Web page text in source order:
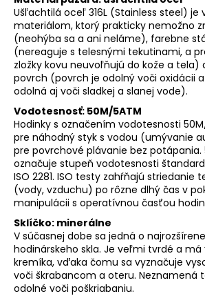
Ušľachtilá oceľ 316L (Stainless steel)
materiálom, ktorý prakticky nemožno
(neohýba sa a ani neláme), farebne
(nereaguje s telesnými tekutinami, a
zložky kovu neuvoľňujú do kože a tela)
povrch (povrch je odolný voči oxidácii a
odolná aj voči sladkej a slanej vode).
Vodotesnosť: 50M/5ATM
Hodinky s označením vodotesnosti
pre náhodný styk s vodou (umývanie
pre povrchové plávanie bez potápania.
označuje stupeň vodotesnosti
ISO 2281. ISO testy zahŕňajú striedanie
(vody, vzduchu) po rôzne dlhý čas v
manipulácii s operatívnou časťou
Sklíčko: minerálne
V súčasnej dobe sa jedná o
hodinárskeho skla. Je veľmi tvrdé a má
kremíka, vďaka čomu sa vyznačuje
voči škrabancom a oteru. Neznamená
odolné voči poškriabaniu.